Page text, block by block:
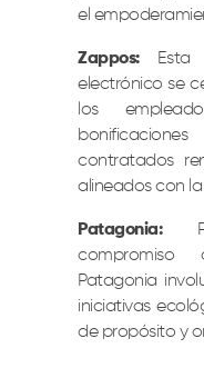
el
Zappos:Esta
electrónico se
los
contratados
alineados con
Patagonia:
compromiso
Patagonia
iniciativas
de propósito y